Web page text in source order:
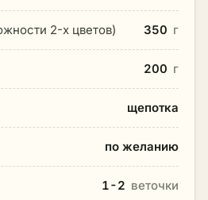
2-х цветов) 350 г
200 г
щепотка
по желанию
1-2 веточки